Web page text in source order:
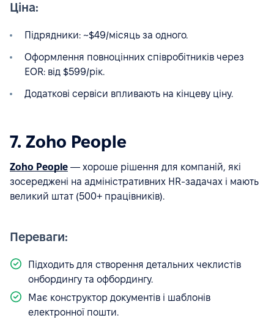
Ціна:
Підрядники: ~$49/місяць за одного.
Оформлення повноцінних співробітників через
EOR: від $599/рік.
Додаткові сервіси впливають на кінцеву ціну.
7. Zoho People
Zoho People — хороше рішення для компаній, які
зосереджені на адміністративних HR-задачах і мають
великий штат (500+ працівників).
Переваги:
Підходить для створення детальних чеклистів
онбордингу та офбордингу.
Має конструктор документів і шаблонів
електронної пошти.